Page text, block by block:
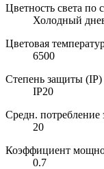
Цветность света по
Холодный
Цветовая
6500
Степень защиты (IP)
IP20
Средн. потребление
20
Коэффициент
0.7